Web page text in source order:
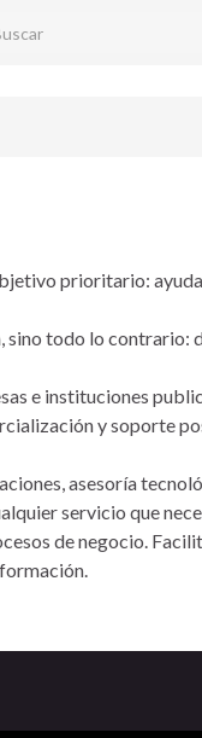
for:
prioritario:
sino todo lo contrario:
e instituciones
y soporte
asesoría
servicio que
de negocio.